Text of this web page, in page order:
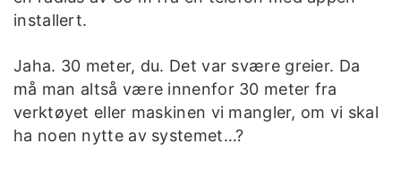
installert.
Jaha. 30 meter, du. Det var svære greier. Da
må man altså være innenfor 30 meter fra
verktøyet eller maskinen vi mangler, om vi skal
ha noen nytte av systemet…?